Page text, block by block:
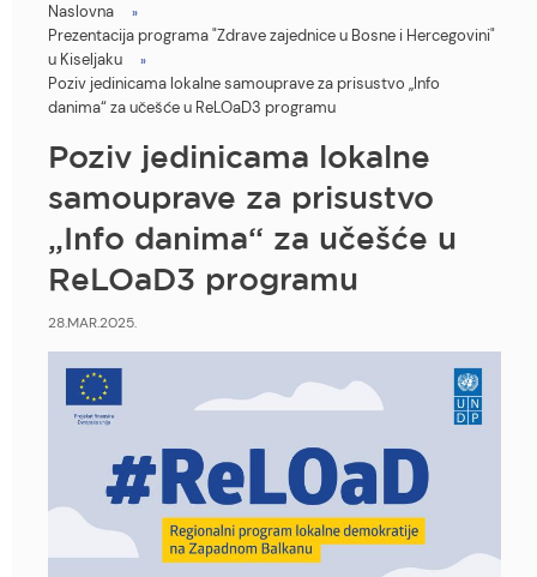
You
are
here
Naslovna
Prezentacija programa "Zdrave zajednice u Bosne i Hercegovini"
u Kiseljaku
Poziv jedinicama lokalne samouprave za prisustvo „Info
danima“ za učešće u ReLOaD3 programu
Poziv jedinicama lokalne
samouprave za prisustvo
„Info danima“ za učešće u
ReLOaD3 programu
28.MAR.2025.